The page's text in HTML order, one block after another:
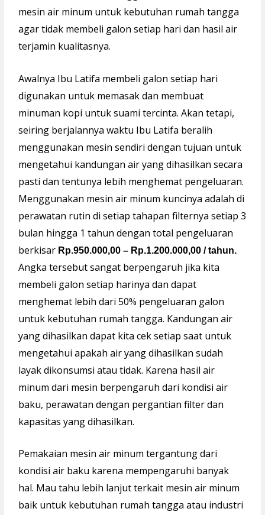
mesin air minum untuk kebutuhan rumah tangga
agar tidak membeli galon setiap hari dan hasil air
terjamin kualitasnya.
Awalnya Ibu Latifa membeli galon setiap hari
digunakan untuk memasak dan membuat
minuman kopi untuk suami tercinta. Akan tetapi,
seiring berjalannya waktu Ibu Latifa beralih
menggunakan mesin sendiri dengan tujuan untuk
mengetahui kandungan air yang dihasilkan secara
pasti dan tentunya lebih menghemat pengeluaran.
Menggunakan mesin air minum kuncinya adalah di
perawatan rutin di setiap tahapan filternya setiap 3
bulan hingga 1 tahun dengan total pengeluaran
berkisar Rp.950.000,00 – Rp.1.200.000,00 / tahun.
Angka tersebut sangat berpengaruh jika kita
membeli galon setiap harinya dan dapat
menghemat lebih dari 50% pengeluaran galon
untuk kebutuhan rumah tangga. Kandungan air
yang dihasilkan dapat kita cek setiap saat untuk
mengetahui apakah air yang dihasilkan sudah
layak dikonsumsi atau tidak. Karena hasil air
minum dari mesin berpengaruh dari kondisi air
baku, perawatan dengan pergantian filter dan
kapasitas yang dihasilkan.
Pemakaian mesin air minum tergantung dari
kondisi air baku karena mempengaruhi banyak
hal. Mau tahu lebih lanjut terkait mesin air minum
baik untuk kebutuhan rumah tangga atau industri